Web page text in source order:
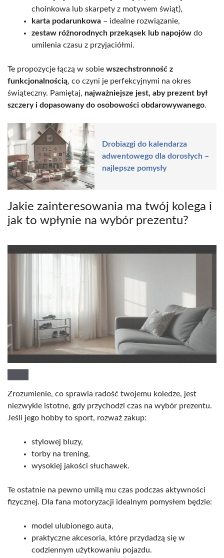
choinkowa lub skarpety z motywem świąt),
karta podarunkowa – idealne rozwiązanie,
zestaw różnorodnych przekąsek lub napojów do
umilenia czasu z przyjaciółmi.
Te propozycje łączą w sobie wszechstronność z
funkcjonalnością, co czyni je perfekcyjnymi na okres
świąteczny. Pamiętaj, najważniejsze jest, aby prezent był
szczery i dopasowany do osobowości obdarowywanego.
Drobiazgi do kalendarza
adwentowego dla dorosłych –
najlepsze pomysły
Jakie zainteresowania ma twój kolega i
jak to wpłynie na wybór prezentu?
Zrozumienie, co sprawia radość twojemu koledze, jest
niezwykle istotne, gdy przychodzi czas na wybór prezentu.
Jeśli jego hobby to sport, rozważ zakup:
stylowej bluzy,
torby na trening,
wysokiej jakości słuchawek.
Te ostatnie na pewno umilą mu czas podczas aktywności
fizycznej. Dla fana motoryzacji idealnym pomysłem będzie:
model ulubionego auta,
praktyczne akcesoria, które przydadzą się w
codziennym użytkowaniu pojazdu.